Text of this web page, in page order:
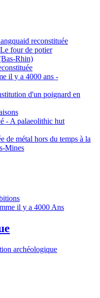
reconstituée
four de potier
Rhin)
il y a 4000 ans -
d'un poignard en
- A palaeolithic hut
de métal hors du temps à la
Mines
il y a 4000 Ans
archéologique